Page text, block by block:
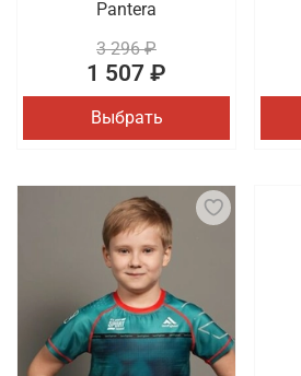
Pantera
3 296 ₽
1 507 ₽
Выбрать